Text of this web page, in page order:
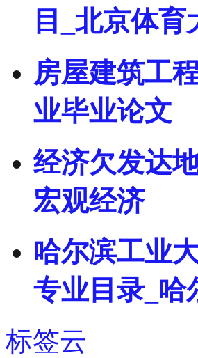
目_北京体
房屋建筑工
业毕业论文
经济欠发达
宏观经济
哈尔滨工业
专业目录_哈
标签云